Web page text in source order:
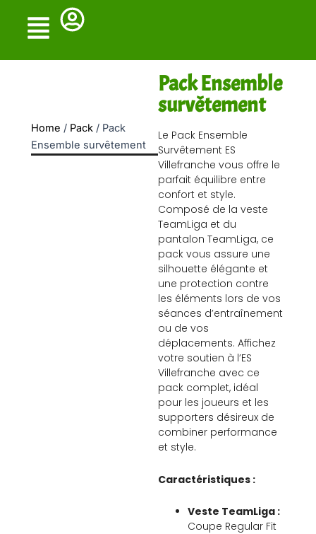
content
Home / Pack / Pack
Ensemble survêtement
Pack Ensemble
survêtement
Le Pack Ensemble
Survêtement ES
Villefranche vous offre le
parfait équilibre entre
confort et style.
Composé de la veste
TeamLiga et du
pantalon TeamLiga, ce
pack vous assure une
silhouette élégante et
une protection contre
les éléments lors de vos
séances d’entraînement
ou de vos
déplacements. Affichez
votre soutien à l’ES
Villefranche avec ce
pack complet, idéal
pour les joueurs et les
supporters désireux de
combiner performance
et style.
Caractéristiques :
Veste TeamLiga :
Coupe Regular Fit